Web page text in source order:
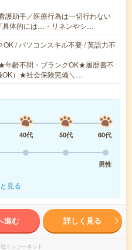
護助手／医療行為は一切行わない
体的には…・リネンやシ…
/ パソコンスキル不要 / 英語力不
年齢不問・ブランクOK★履歴書不
OK）★社会保険完備＼…
40代 50代
60代
男性
見る
進む 詳しく見る
ニッソーネット